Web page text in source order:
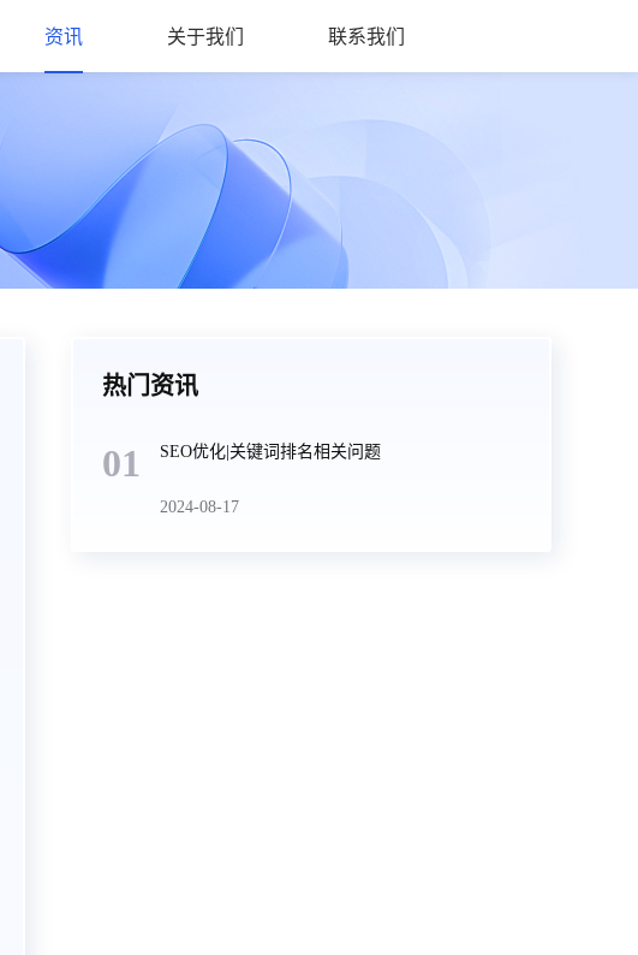
资讯 关于我们 联系我们
热门资讯
01 SEO优化|关键词排名相关问题
2024-08-17